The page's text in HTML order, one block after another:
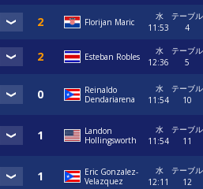
Florijan Maric
水
11:53
テーブル
4
Esteban Robles
水
12:36
テーブル
5
Reinaldo
Dendariarena
水
11:54
テーブル
10
Landon
Hollingsworth
水
11:54
テーブル
11
Eric Gonzalez-
Velazquez
水
12:11
テーブル
12